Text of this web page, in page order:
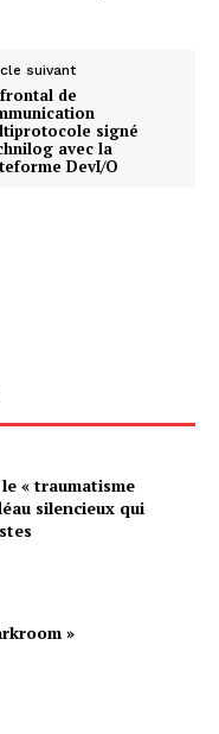
suivant
de
signé
avec la
DevI/O
« traumatisme
silencieux qui
»